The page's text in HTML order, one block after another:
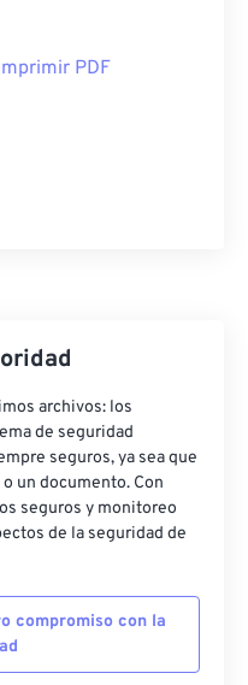
PDF
archivos: los
de seguridad
seguros, ya sea que
un documento. Con
seguros y monitoreo
de la seguridad de
compromiso con la